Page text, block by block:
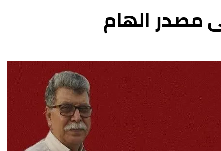
مصدر الهام